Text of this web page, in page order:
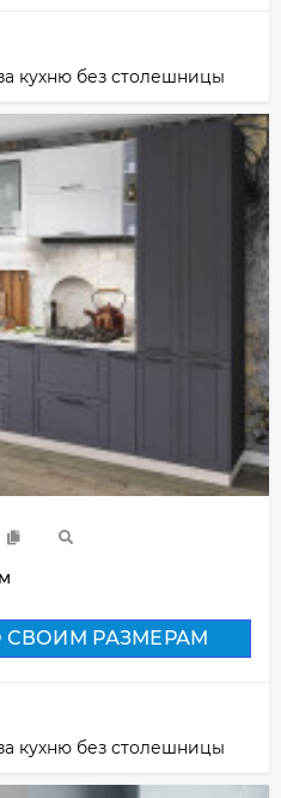
кухню без столешницы
СВОИМ РАЗМЕРАМ
кухню без столешницы